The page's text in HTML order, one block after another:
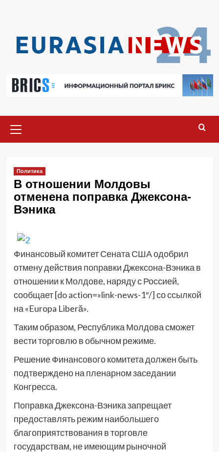
меню
Политика
В отношении Молдовы
отменена поправка Джексона-
Вэника
Финансовый комитет Сената США одобрил
отмену действия поправки Джексона-Вэника в
отношении к Молдове, наряду с Россией,
сообщает [do action=»link-news-1″/] со ссылкой
на «Europa Liberă».
Таким образом, Республика Молдова сможет
вести торговлю в обычном режиме.
Решение Финансового комитета должен быть
подтверждено на пленарном заседании
Конгресса.
Поправка Джексона-Вэника запрещает
предоставлять режим наибольшего
благоприятствования в торговле
государствам, не имеющим рыночной